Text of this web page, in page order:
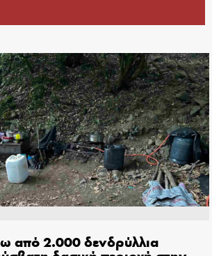
από 2.000 δενδρύλλια